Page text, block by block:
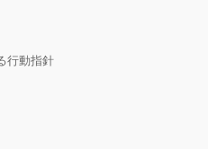
行動指針